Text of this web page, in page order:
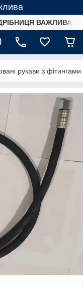
ВАЖЛИВА /
рукави з фітингами